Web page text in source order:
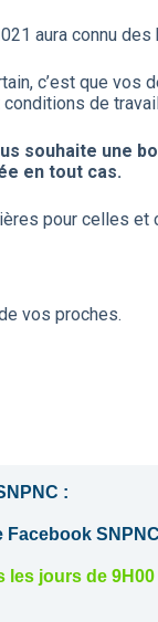
aura connu
c’est que
de
souhaite une
en tout cas.
pour celles et
vos proches.
:
Facebook SNPNC
les jours de 9H00